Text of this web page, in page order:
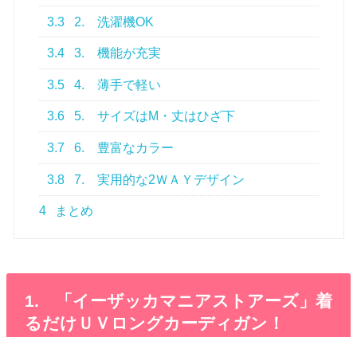
3.3 2. 洗濯機OK
3.4 3. 機能が充実
3.5 4. 薄手で軽い
3.6 5. サイズはM・丈はひざ下
3.7 6. 豊富なカラー
3.8 7. 実用的な2ＷＡＹデザイン
4 まとめ
1. 「イーザッカマニアストアーズ」着
るだけＵＶロングカーディガン！